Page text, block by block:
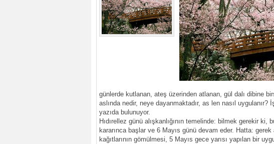
günlerde kutlanan, ateş üzerinden atlanan, gül dalı dibine
aslında nedir, neye dayanmaktadır, as len nasıl uygulanır?
yazıda bulunuyor.
Hıdırellez günü alışkanlığının temelinde: bilmek gerekir
kararınca başlar ve 6 Mayıs günü devam eder. Hatta:
kağıtlarının gömülmesi, 5 Mayıs gece yarısı yapılan bir